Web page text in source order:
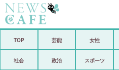
TOP 芸能 女性
社会 政治 スポーツ